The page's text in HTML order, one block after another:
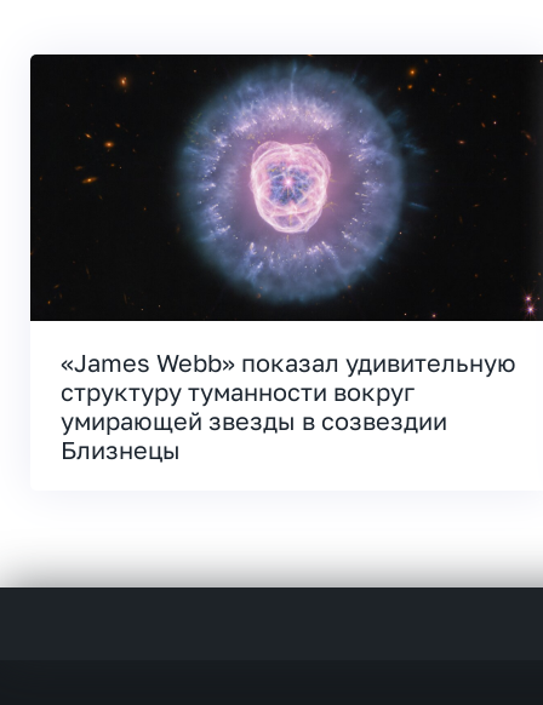
«James Webb» показал удивительную
структуру туманности вокруг
умирающей звезды в созвездии
Близнецы